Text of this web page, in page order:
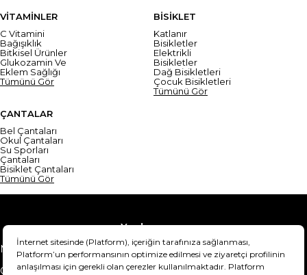
VİTAMİNLER
C Vitamini
Bağışıklık
Bitkisel Ürünler
Glukozamin Ve
Eklem Sağlığı
Tümünü Gör
BİSİKLET
Katlanır
Bisikletler
Elektrikli
Bisikletler
Dağ Bisikletleri
Çocuk Bisikletleri
Tümünü Gör
ÇANTALAR
Bel Çantaları
Okul Çantaları
Su Sporları
Çantaları
Bisiklet Çantaları
Tümünü Gör
Yardım
Mesafeli Satış Sözleşmesi
Teslimat Bilgisi
Gizlilik Sözleşmesi
Şartlar & Koşullar